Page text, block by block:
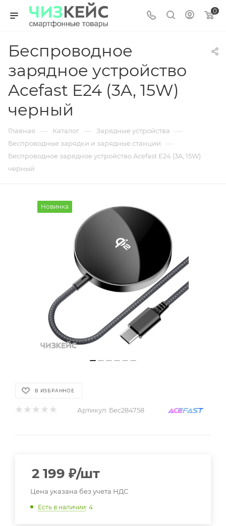
0
Беспроводное
зарядное устройство
Acefast E24 (3A, 15W)
черный
Главная — Каталог — Зарядные устройства —
Беспроводные зарядки и зарядные станции —
Беспроводное зарядное устройство Acefast E24 (3A, 15W)
черный
Новинка
В ИЗБРАННОЕ
Артикул: Бес284758
2 199 ₽/шт
Цена указана без учета НДС
Есть в наличии: 4